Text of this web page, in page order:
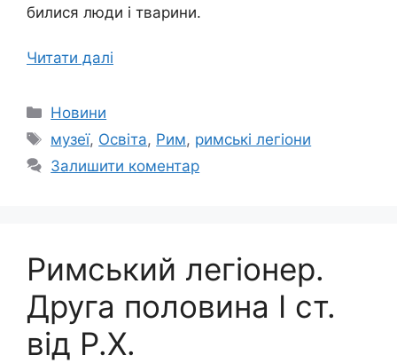
билися люди і тварини.
Читати далі
Категорії
Новини
Позначки
музеї, Освіта, Рим, римські легіони
Залишити коментар
Римський легіонер.
Друга половина І ст.
від Р.Х.